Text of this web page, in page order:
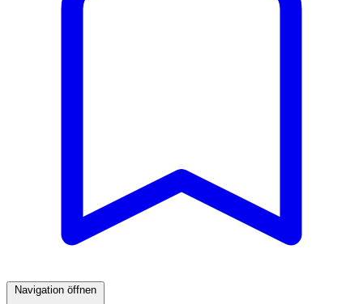
Navigation öffnen